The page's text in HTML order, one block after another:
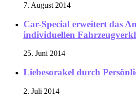
7. August 2014
Car-Special erweitert das
individuellen
25. Juni 2014
Liebesorakel durch
2. Juli 2014